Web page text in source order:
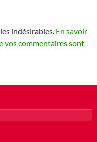
indésirables. En savoir
vos commentaires sont